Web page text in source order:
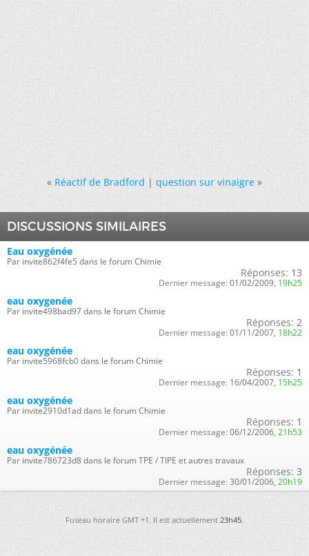
« Réactif de Bradford|question sur vinaigre »
DISCUSSIONS SIMILAIRES
Eau oxygénée
Par invite862f4fe5 dans le forum Chimie
Réponses: 13
Dernier message: 01/02/2009, 19h25
eau oxygenée
Par invite498bad97 dans le forum Chimie
Réponses: 2
Dernier message: 01/11/2007, 18h22
eau oxygénée
Par invite5968fcb0 dans le forum Chimie
Réponses: 1
Dernier message: 16/04/2007, 15h25
eau oxygénée
Par invite2910d1ad dans le forum Chimie
Réponses: 1
Dernier message: 06/12/2006, 21h53
eau oxygénée
Par invite786723d8 dans le forum TPE / TIPE et autres travaux
Réponses: 3
Dernier message: 30/01/2006, 20h19
Fuseau horaire GMT +1. Il est actuellement23h45.